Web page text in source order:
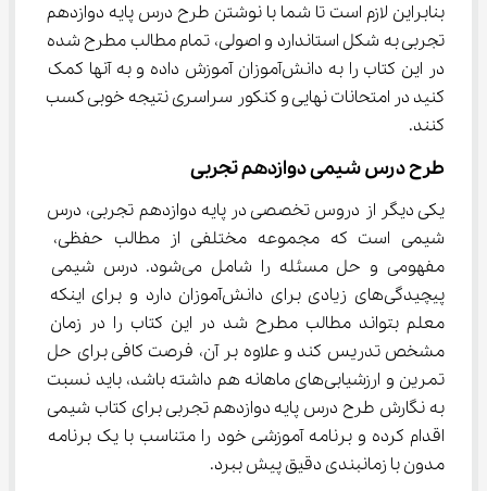
بنابراین لازم است تا شما با نوشتن طرح درس پایه دوازدهم
تجربی به شکل استاندارد و اصولی، تمام مطالب مطرح شده
در این کتاب را به دانش‌آموزان آموزش داده و به آنها کمک
کنید در امتحانات نهایی و کنکور سراسری نتیجه خوبی کسب
کنند.
طرح درس شیمی دوازدهم تجربی
یکی دیگر از دروس تخصصی در پایه دوازدهم تجربی، درس
شیمی است که مجموعه مختلفی از مطالب حفظی،
مفهومی و حل مسئله را شامل می‌شود. درس شیمی
پیچیدگی‌های زیادی برای دانش‌آموزان دارد و برای اینکه
معلم بتواند مطالب مطرح شد در این کتاب را در زمان
مشخص تدریس کند و علاوه بر آن، فرصت کافی برای حل
تمرین و ارزشیابی‌های ماهانه هم داشته باشد، باید نسبت
به نگارش طرح درس پایه دوازدهم تجربی برای کتاب شیمی
اقدام کرده و برنامه آموزشی خود را متناسب با یک برنامه
مدون با زمانبندی دقیق پیش ببرد.